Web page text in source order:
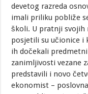
devetog razreda
imali priliku pobliže
školi. U pratnji svojih
posjetili su učionice i
ih dočekali
zanimljivosti vezane
predstavili i novo
ekonomist –